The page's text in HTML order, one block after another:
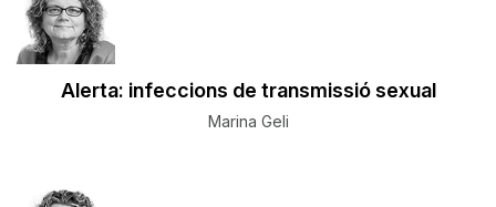
Alerta: infeccions de transmissió sexual
Marina Geli